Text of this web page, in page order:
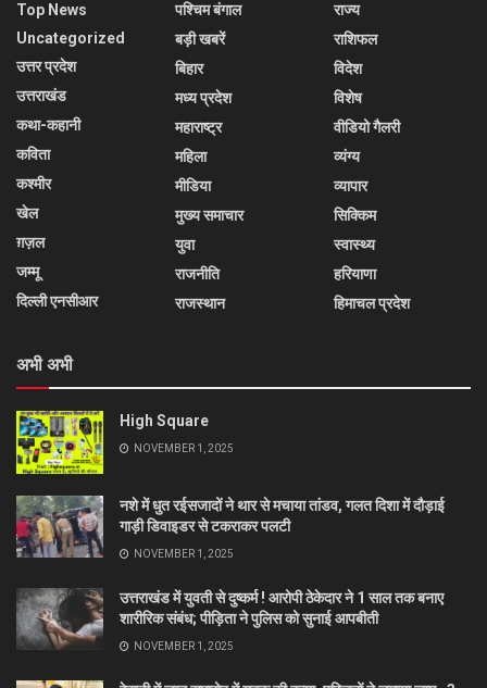
Top News
Uncategorized
उत्तर प्रदेश
उत्तराखंड
कथा-कहानी
कविता
कश्मीर
खेल
ग़ज़ल
जम्मू
दिल्ली एनसीआर
पश्चिम बंगाल
बड़ी खबरें
बिहार
मध्य प्रदेश
महाराष्ट्र
महिला
मीडिया
मुख्य समाचार
युवा
राजनीति
राजस्थान
राज्य
राशिफल
विदेश
विशेष
वीडियो गैलरी
व्यंग्य
व्यापार
सिक्किम
स्वास्थ्य
हरियाणा
हिमाचल प्रदेश
अभी अभी
High Square
NOVEMBER 1, 2025
नशे में धुत रईसजादों ने थार से मचाया तांडव, गलत दिशा में दौड़ाई
गाड़ी डिवाइडर से टकराकर पलटी
NOVEMBER 1, 2025
उत्तराखंड में युवती से दुष्कर्म ! आरोपी ठेकेदार ने 1 साल तक बनाए
शारीरिक संबंध; पीड़िता ने पुलिस को सुनाई आपबीती
NOVEMBER 1, 2025